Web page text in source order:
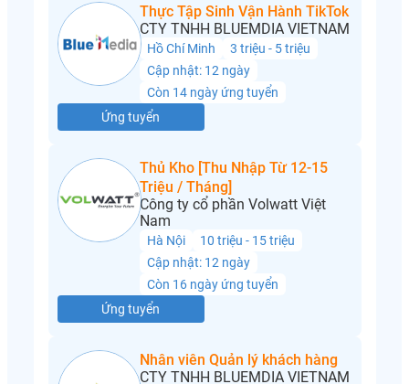
Thực Tập Sinh Vận Hành TikTok
CTY TNHH BLUEMDIA VIETNAM
Hồ Chí Minh
3 triệu - 5 triệu
Cập nhật: 12 ngày
Còn 14 ngày ứng tuyển
Ứng tuyển
Thủ Kho [Thu Nhập Từ 12-15
Triệu / Tháng]
Công ty cổ phần Volwatt Việt
Nam
Hà Nội
10 triệu - 15 triệu
Cập nhật: 12 ngày
Còn 16 ngày ứng tuyển
Ứng tuyển
Nhân viên Quản lý khách hàng
CTY TNHH BLUEMDIA VIETNAM